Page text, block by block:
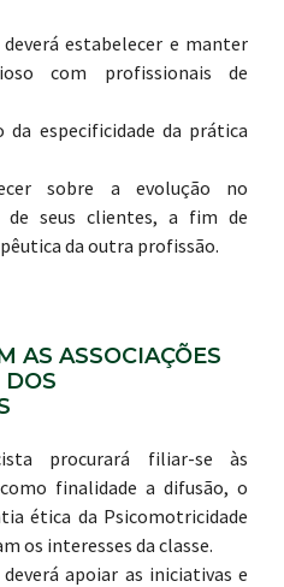
estabelecer e manter
com profissionais de
especificidade da prática
sobre a evolução no
de seus clientes, a fim de
da outra profissão.
AS ASSOCIAÇÕES
DOS
procurará filiar-se às
finalidade a difusão, o
ética da Psicomotricidade
os interesses da classe.
apoiar as iniciativas e